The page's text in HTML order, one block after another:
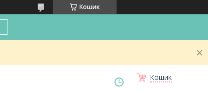
Кошик
Кошик